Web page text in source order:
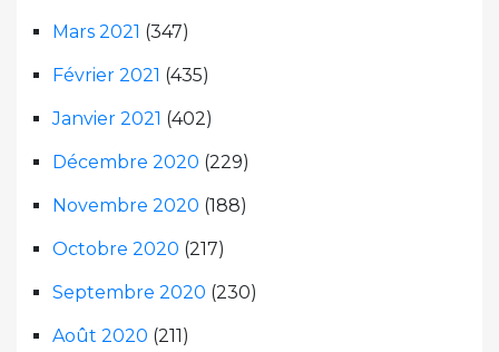
Mars 2021 (347)
Février 2021 (435)
Janvier 2021 (402)
Décembre 2020 (229)
Novembre 2020 (188)
Octobre 2020 (217)
Septembre 2020 (230)
Août 2020 (211)